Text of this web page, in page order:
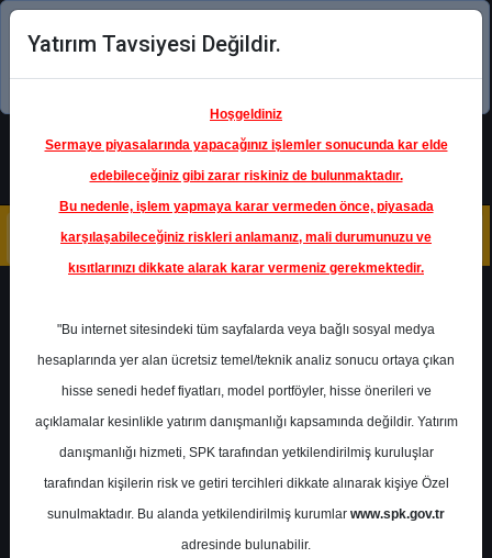
Şimdi uygulamayı indirin!
AGESA- AGESA HAYAT
EMEKLILIK
Hedef Fiyat 135.00 ₺
Getiri
%0.00
Yatırım Tavsiyesi Değildir.
Hoşgeldiniz
Sermaye piyasalarında yapacağınız işlemler sonucunda kar elde
edebileceğiniz gibi zarar riskiniz de bulunmaktadır.
Bu nedenle, işlem yapmaya karar vermeden önce, piyasada
karşılaşabileceğiniz riskleri anlamanız, mali durumunuzu ve
kısıtlarınızı dikkate alarak karar vermeniz gerekmektedir.
"Bu internet sitesindeki tüm sayfalarda veya bağlı sosyal medya
hesaplarında yer alan ücretsiz temel/teknik analiz sonucu ortaya çıkan
hisse senedi hedef fiyatları, model portföyler, hisse önerileri ve
açıklamalar kesinlikle yatırım danışmanlığı kapsamında değildir. Yatırım
danışmanlığı hizmeti, SPK tarafından yetkilendirilmiş kuruluşlar
tarafından kişilerin risk ve getiri tercihleri dikkate alınarak kişiye Özel
sunulmaktadır. Bu alanda yetkilendirilmiş kurumlar www.spk.gov.tr
adresinde bulunabilir.